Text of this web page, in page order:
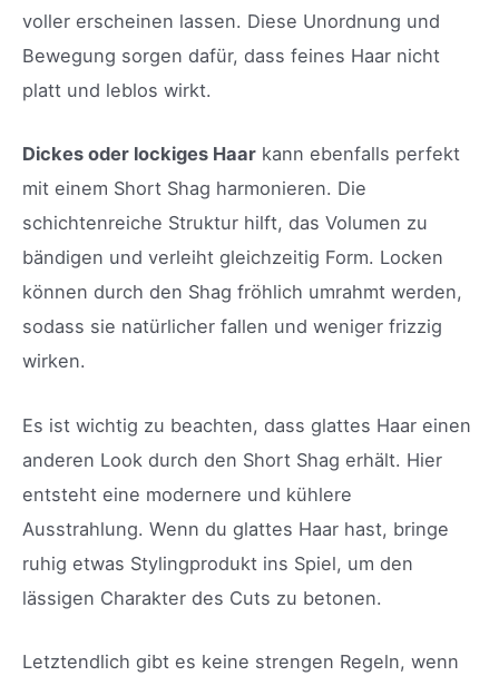
voller erscheinen lassen. Diese Unordnung und
Bewegung sorgen dafür, dass feines Haar nicht
platt und leblos wirkt.
Dickes oder lockiges Haar kann ebenfalls perfekt
mit einem Short Shag harmonieren. Die
schichtenreiche Struktur hilft, das Volumen zu
bändigen und verleiht gleichzeitig Form. Locken
können durch den Shag fröhlich umrahmt werden,
sodass sie natürlicher fallen und weniger frizzig
wirken.
Es ist wichtig zu beachten, dass glattes Haar einen
anderen Look durch den Short Shag erhält. Hier
entsteht eine modernere und kühlere
Ausstrahlung. Wenn du glattes Haar hast, bringe
ruhig etwas Stylingprodukt ins Spiel, um den
lässigen Charakter des Cuts zu betonen.
Letztendlich gibt es keine strengen Regeln, wenn